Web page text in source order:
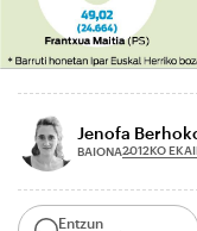
Jenofa
BAIONA2012KO
Entzun